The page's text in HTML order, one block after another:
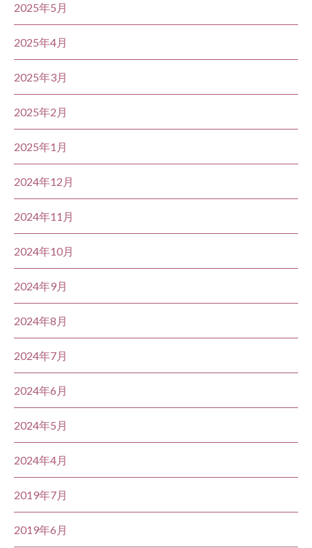
2025年5月
2025年4月
2025年3月
2025年2月
2025年1月
2024年12月
2024年11月
2024年10月
2024年9月
2024年8月
2024年7月
2024年6月
2024年5月
2024年4月
2019年7月
2019年6月